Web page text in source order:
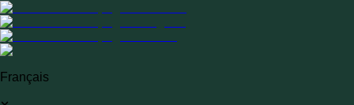
Français